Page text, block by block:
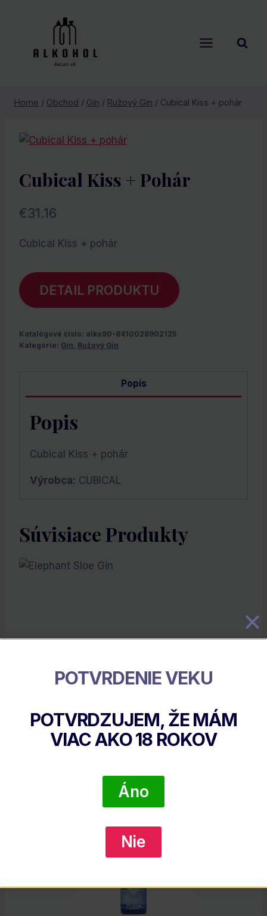
Home / Obchod / Gin / Ružový Gin / Cubical Kiss + pohár
Cubical Kiss + Pohár
€31.16
Cubical Kiss + pohár
DETAIL PRODUKTU
Katalógové číslo: alko90-8410028902125
Kategórie: Gin, Ružový Gin
Popis
Popis
Cubical Kiss + pohár
Výrobca: CUBICAL
Súvisiace Produkty
37.82
POTVRDENIE VEKU
POTVRDZUJEM, ŽE MÁM
VIAC AKO18 ROKOV
Áno
Nie